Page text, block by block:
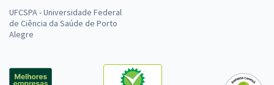
UFCSPA - Universidade Federal
de Ciência da Saúde de Porto
Alegre